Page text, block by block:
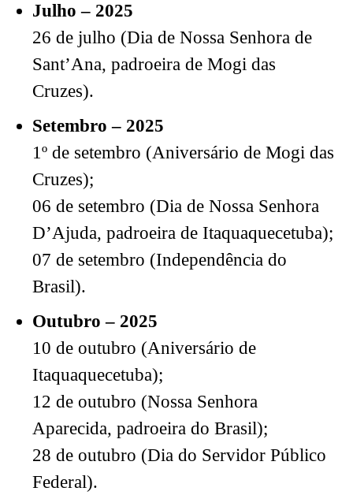
Julho – 2025
26 de julho (Dia de Nossa Senhora de
Sant’Ana, padroeira de Mogi das
Cruzes).
Setembro – 2025
1º de setembro (Aniversário de Mogi das
Cruzes);
06 de setembro (Dia de Nossa Senhora
D’Ajuda, padroeira de Itaquaquecetuba);
07 de setembro (Independência do
Brasil).
Outubro – 2025
10 de outubro (Aniversário de
Itaquaquecetuba);
12 de outubro (Nossa Senhora
Aparecida, padroeira do Brasil);
28 de outubro (Dia do Servidor Público
Federal).